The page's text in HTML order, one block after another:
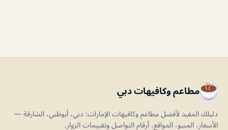
مطاعم وكافيهات دبي
دليلك المفيد لأفضل مطاعم وكافيهات الإمارات: دبي، أبوظبي، الشارقة —
الأسعار، المنيو، المواقع، أرقام التواصل وتقييمات الزوار.